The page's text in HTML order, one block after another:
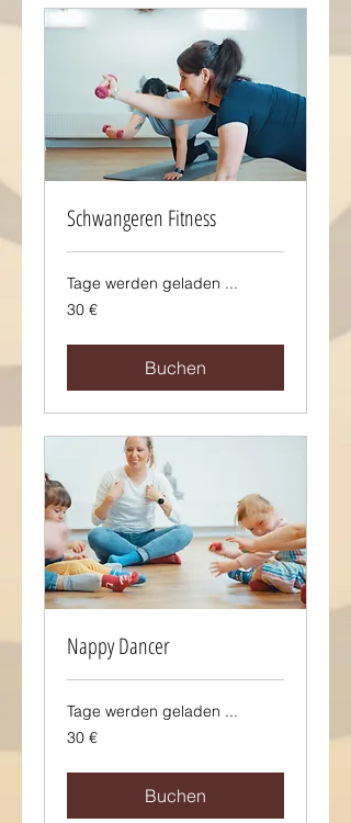
Schwangeren Fitness
Tage werden geladen ...
30
Euro
30 €
Buchen
Nappy Dancer
Tage werden geladen ...
30
Euro
30 €
Buchen